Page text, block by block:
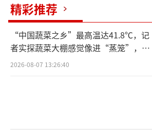
精彩推荐
“中国蔬菜之乡”最高温达41.8℃，记
者实探蔬菜大棚感觉像进“蒸笼”，有
村民称只能凌晨两点起来干活
2026-08-07 13:26:40